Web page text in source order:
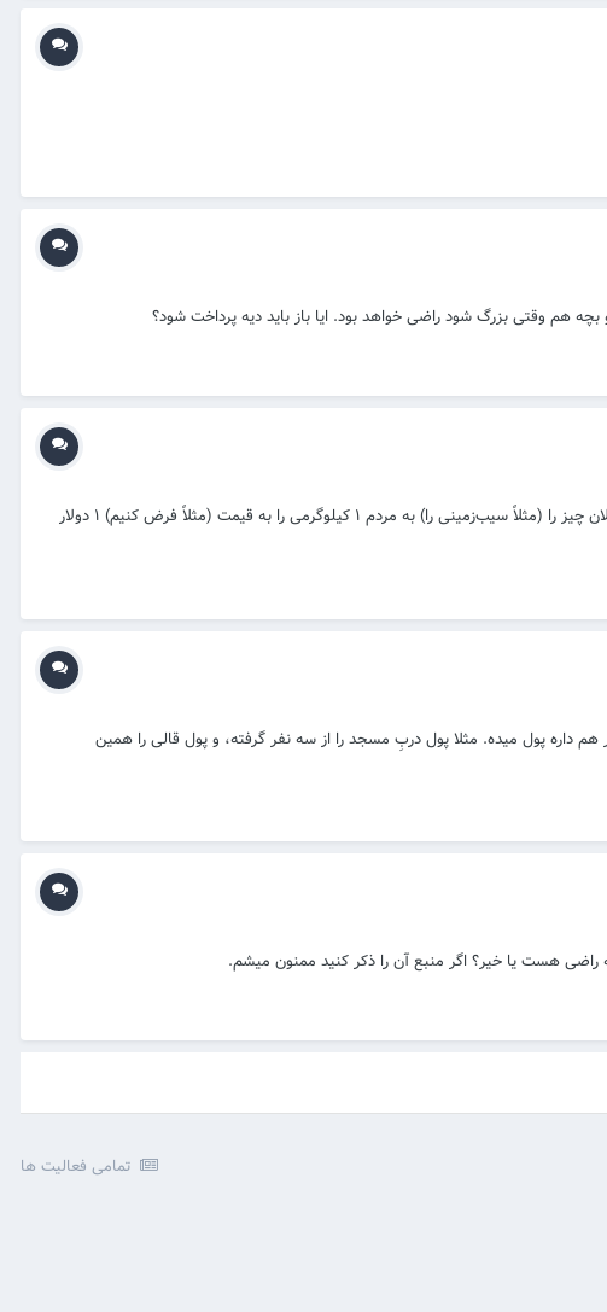
بسمه تعالی سلام علیکم زید صاحب یک دکان بزرگ (hipermarket) است. او، عمرو را در آنجا به یک بخشی مسؤل تعیین کرده و به او گفته که فلان چیز را (مثلاً سیب‌زمینی را) به مردم ۱ کیلوگرمی را به قیمت (مثلاً فرض کنیم) ۱ دولار
هم داره پول میده. مثلا پول دربِ مسجد را از سه نفر گرفته، و پول قالی را همین
هست یا خیر؟ اگر منبع آن را ذکر کنید ممنون میشم.
تمامی فعالیت ها